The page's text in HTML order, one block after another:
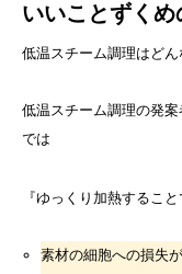
いいことずく
低温スチーム調理はど
低温スチーム調理の発
では
『ゆっくり加熱すること
素材の細胞への損失